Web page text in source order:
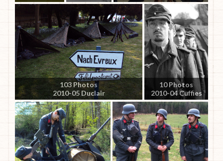
103 Photos
2010-05 Duclair
10 Photos
2010-04 Cuffies